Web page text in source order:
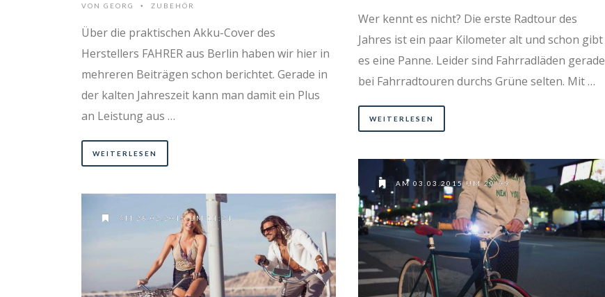
Wer kennt es nicht? Die erste Radtour des
Jahres ist ein paar Kilometer alt und schon gibt
es eine Panne. Leider sind Fahrradläden gerade
bei Fahrradtouren durchs Grüne selten. Mit …
WEITERLESEN
VON GEORG • ZUBEHÖR
Über die praktischen Akku-Cover des
Herstellers FAHRER aus Berlin haben wir hier in
mehreren Beiträgen schon berichtet. Gerade in
der kalten Jahreszeit kann man damit ein Plus
an Leistung aus …
WEITERLESEN
AM 03.03.2015 UM 20:09
AM 28.02.2015 UM 11:21